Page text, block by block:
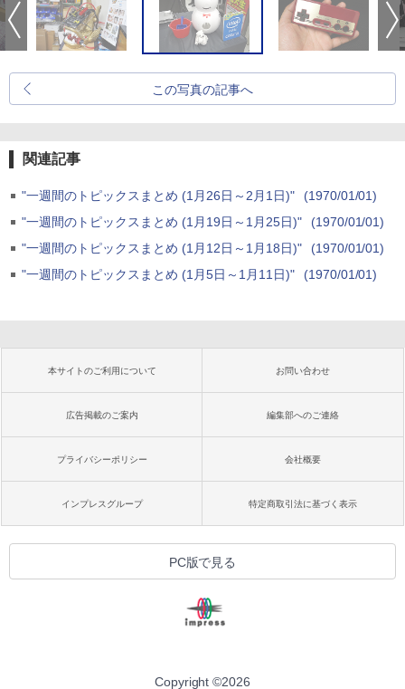
この写真の記事へ
関連記事
"一週間のトピックスまとめ (1月26日～2月1日)"
(1970/01/01)
"一週間のトピックスまとめ (1月19日～1月25日)"
(1970/01/01)
"一週間のトピックスまとめ (1月12日～1月18日)"
(1970/01/01)
"一週間のトピックスまとめ (1月5日～1月11日)"
(1970/01/01)
本サイトのご利用について お問い合わせ
広告掲載のご案内 編集部へのご連絡
プライバシーポリシー 会社概要
インプレスグループ 特定商取引法に基づく表示
PC版で見る
Copyright ©2026